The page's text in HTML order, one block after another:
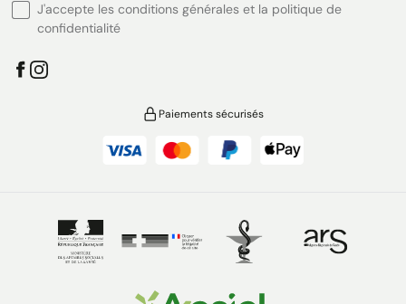
J'accepte les conditions générales et la politique de
confidentialité
Paiements sécurisés